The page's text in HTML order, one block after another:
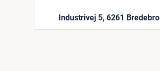
Industrivej 5, 6261 Bredebro